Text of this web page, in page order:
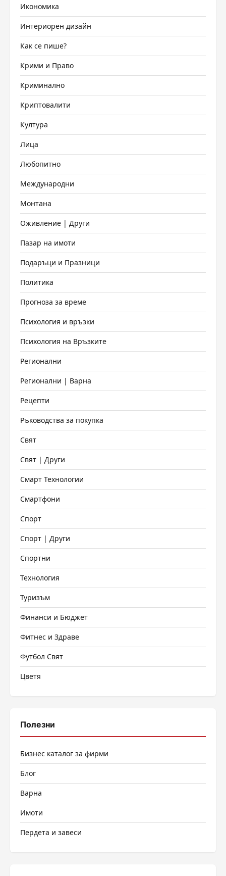
Икономика
Интериорен дизайн
Как се пише?
Крими и Право
Криминално
Криптовалити
Култура
Лица
Любопитно
Международни
Монтана
Оживление | Други
Пазар на имоти
Подаръци и Празници
Политика
Прогноза за време
Психология и връзки
Психология на Връзките
Регионални
Регионални | Варна
Рецепти
Ръководства за покупка
Свят
Свят | Други
Смарт Технологии
Смартфони
Спорт
Спорт | Други
Спортни
Технология
Туризъм
Финанси и Бюджет
Фитнес и Здраве
Футбол Свят
Цветя
Полезни
Бизнес каталог за фирми
Блог
Варна
Имоти
Пердета и завеси